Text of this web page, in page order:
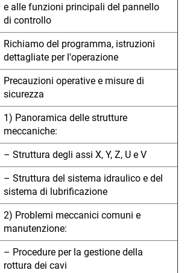
e alle funzioni principali del pannello
di controllo
Richiamo del programma, istruzioni
dettagliate per l'operazione
Precauzioni operative e misure di
sicurezza
1) Panoramica delle strutture
meccaniche:
– Struttura degli assi X, Y, Z, U e V
– Struttura del sistema idraulico e del
sistema di lubrificazione
2) Problemi meccanici comuni e
manutenzione:
– Procedure per la gestione della
rottura dei cavi